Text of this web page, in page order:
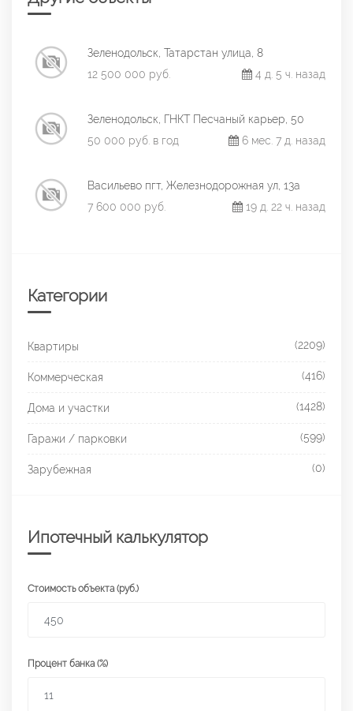
Зеленодольск, Татарстан улица, 8
12 500 000 руб.
4 д. 5 ч. назад
Зеленодольск, ГНКТ Песчаный карьер, 50
50 000 руб. в год
6 мес. 7 д. назад
Васильево пгт, Железнодорожная ул, 13а
7 600 000 руб.
19 д. 22 ч. назад
Категории
Квартиры (2209)
Коммерческая (416)
Дома и участки (1428)
Гаражи / парковки (599)
Зарубежная (0)
Ипотечный калькулятор
Стоимость объекта (руб.)
Процент банка (%)